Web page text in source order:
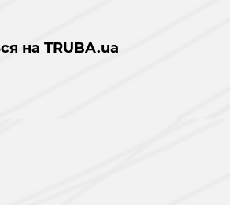
на TRUBA.ua